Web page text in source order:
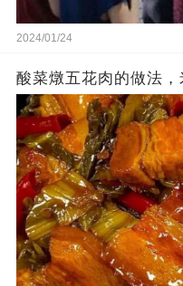
2024/01/24
酸菜燉五花肉的做法，